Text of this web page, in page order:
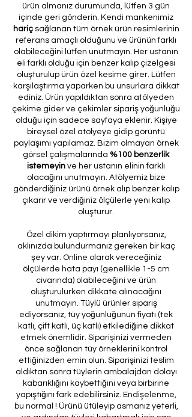
ürün almanız durumunda, lütfen 3 gün
içinde geri gönderin. Kendi mankenimiz
hariçsağlanan tüm örnek ürün resimlerinin
referans amaçlı olduğunu ve ürünün farklı
olabileceğini lütfen unutmayın. Her ustanın
eli farklı olduğu için benzer kalıp çizelgesi
oluşturulup ürün özel kesime girer. Lütfen
karşılaştırma yaparken bu unsurlara dikkat
ediniz. Ürün yapıldıktan sonra atölyeden
çekime gider ve çekimler sipariş yoğunluğu
olduğu için sadece sayfaya eklenir. Kişiye
bireysel özel atölyeye gidip görüntü
paylaşımı yapılamaz. Bizim olmayan örnek
görsel çalışmalarında %100 benzerlik
istemeyin ve her ustanın elinin farklı
olacağını unutmayın. Atölyemiz bize
gönderdiğiniz ürünü örnek alıp benzer kalıp
çıkarır ve verdiğiniz ölçülerle yeni kalıp
oluşturur.
Özel dikim yaptırmayı planlıyorsanız,
aklınızda bulundurmanız gereken bir kaç
şey var. Online olarak vereceğiniz
ölçülerde hata payı (genellikle 1-5 cm
civarında) olabileceğini ve ürün
oluşturulurken dikkate alınacağını
unutmayın. Tüylü ürünler sipariş
ediyorsanız, tüy yoğunluğunun fiyatı (tek
katlı, çift katlı, üç katlı) etkilediğine dikkat
etmek önemlidir. Siparişinizi vermeden
önce sağlanan tüy örneklerini kontrol
ettiğinizden emin olun. Siparişinizi teslim
aldıktan sonra tüylerin ambalajdan dolayı
kabarıklığını kaybettiğini veya birbirine
yapıştığını fark edebilirsiniz. Endişelenme,
bu normal ! Ürünü ütüleyip asmanız yeterli,